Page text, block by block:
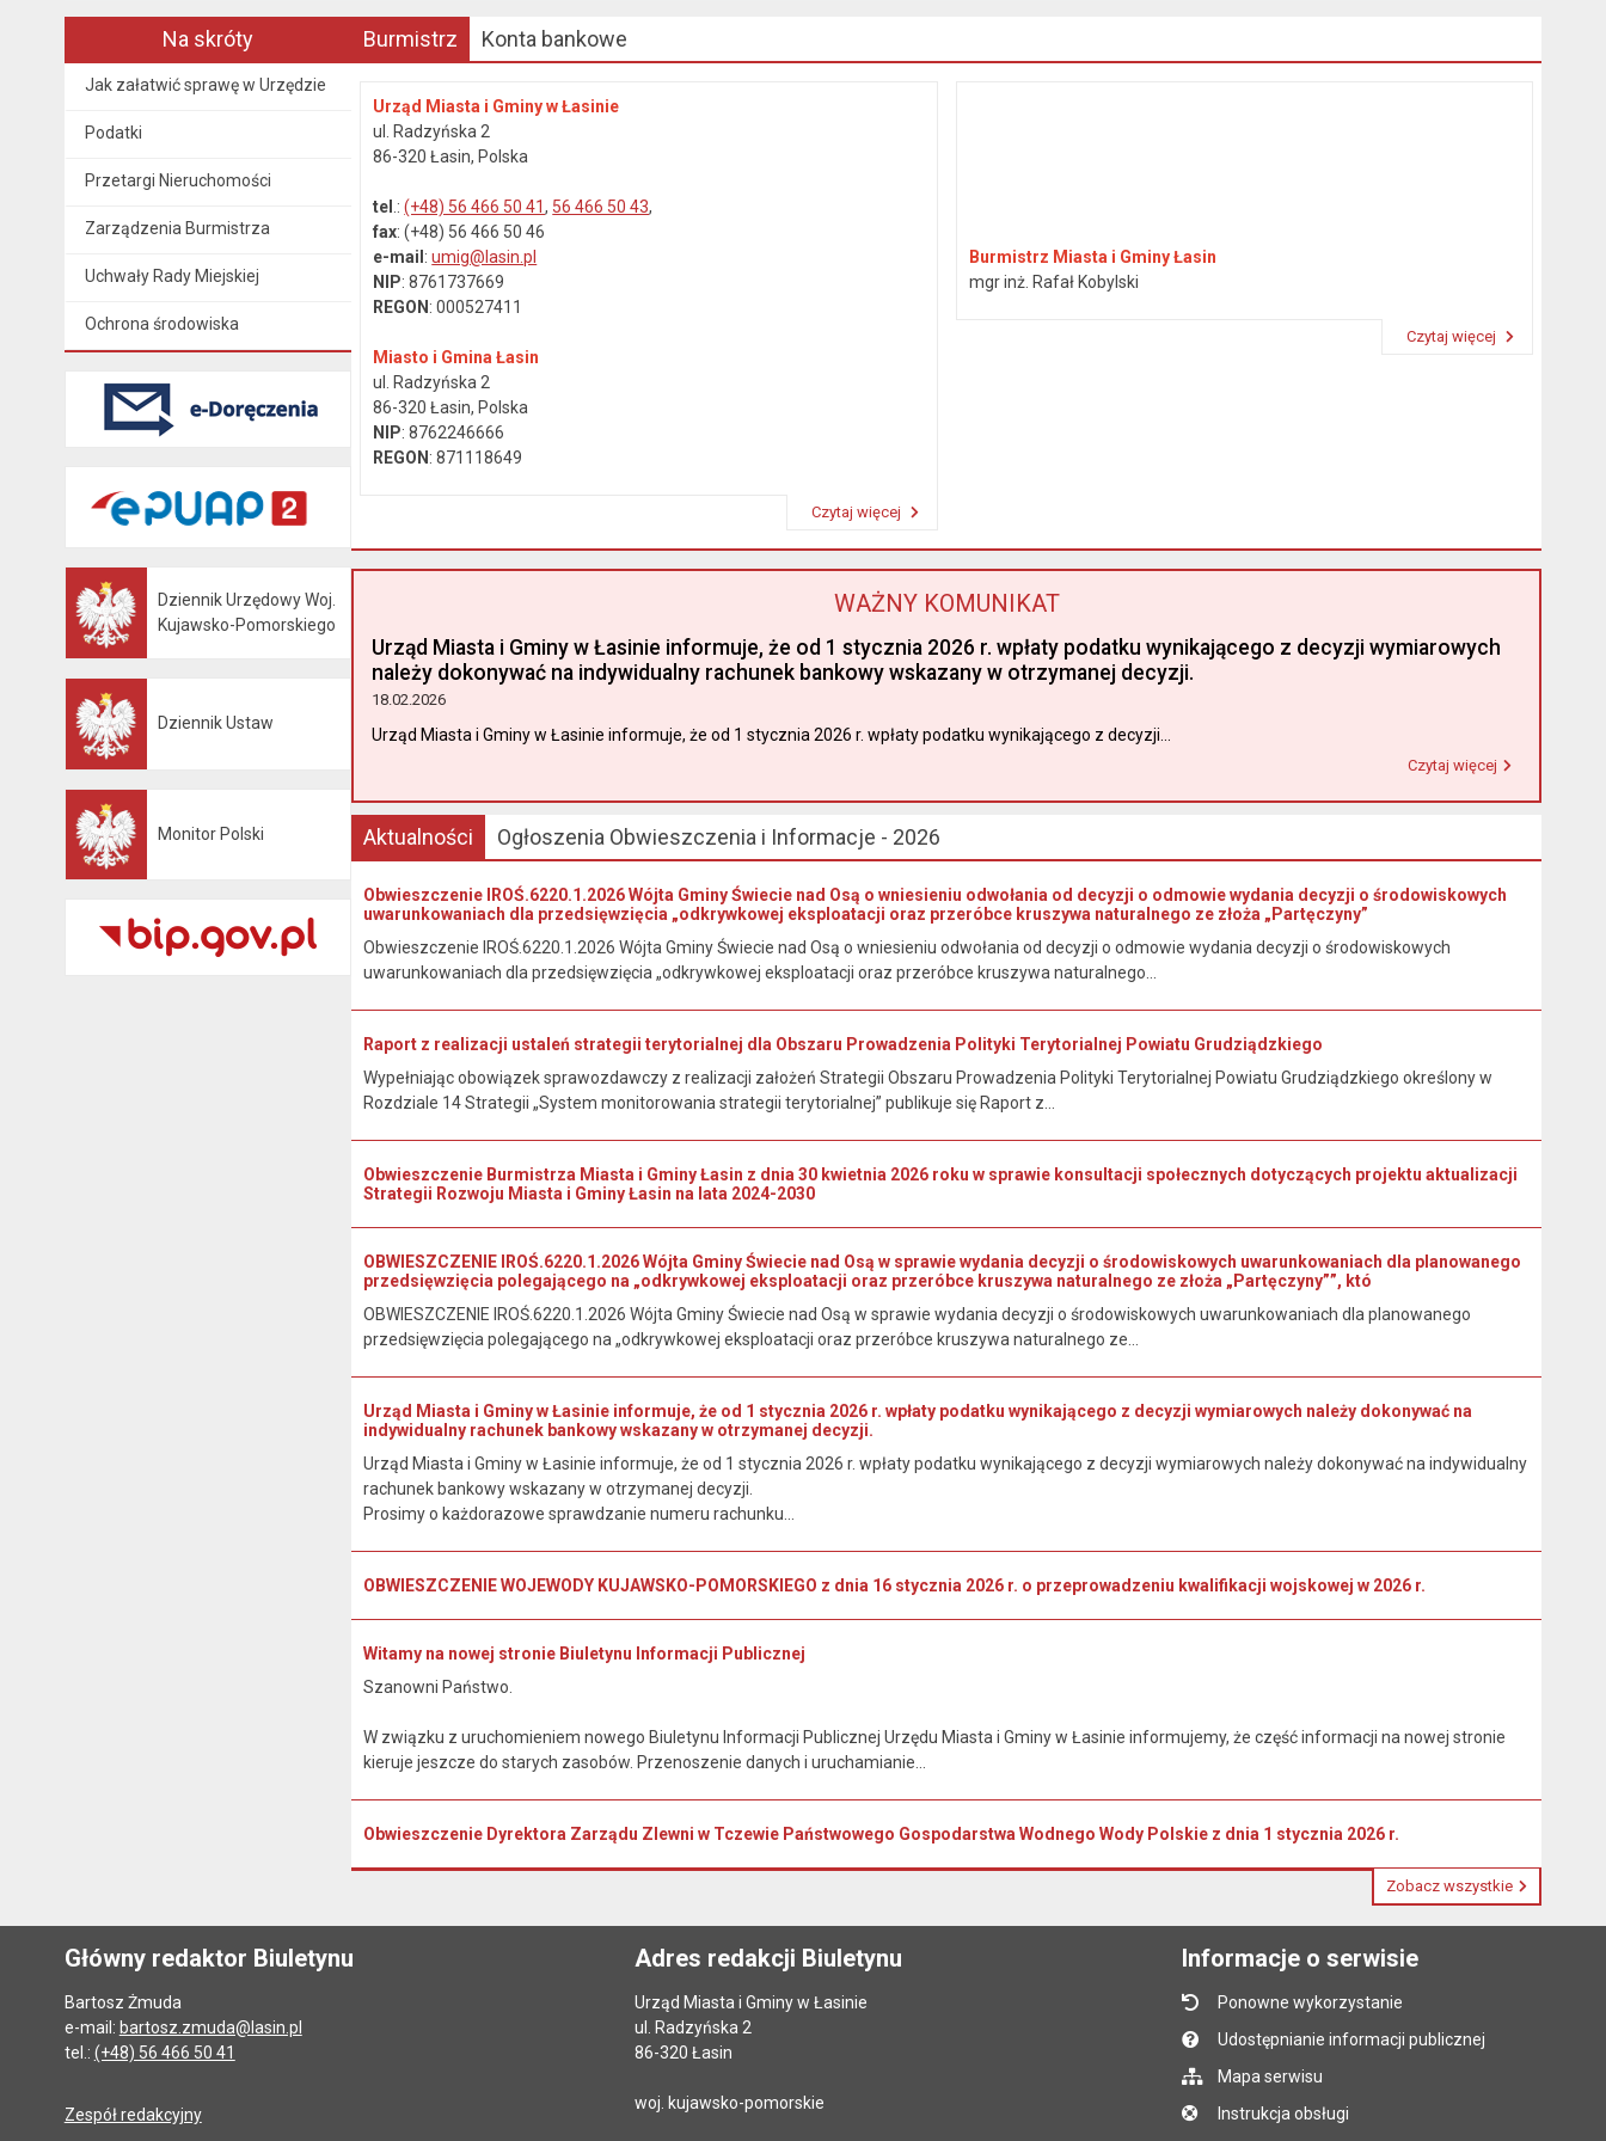
Na skróty
Jak załatwić sprawę w Urzędzie
Podatki
Przetargi Nieruchomości
Zarządzenia Burmistrza
Uchwały Rady Miejskiej
Ochrona środowiska
Dziennik Urzędowy Woj.
Kujawsko-Pomorskiego
Dziennik Ustaw
Monitor Polski
Burmistrz Konta bankowe
Urząd Miasta i Gminy w Łasinie
ul. Radzyńska 2
86-320 Łasin, Polska
tel .:(+48) 56 466 50 41, 56 466 50 43,
fax: (+48) 56 466 50 46
e-mail :umig@lasin.pl
NIP: 8761737669
REGON : 000527411
Miasto i Gmina Łasin
ul. Radzyńska 2
86-320 Łasin, Polska
NIP: 8762246666
REGON : 871118649
Czytaj więcej
Burmistrz Miasta i Gminy Łasin
mgr inż. Rafał Kobylski
Czytaj więcej
WAŻNY KOMUNIKAT
Urząd Miasta i Gminy w Łasinie informuje, że od 1 stycznia 2026 r. wpłaty podatku wynikającego z decyzji wymiarowych
należy dokonywać na indywidualny rachunek bankowy wskazany w otrzymanej decyzji.
18.02.2026
Urząd Miasta i Gminy w Łasinie informuje, że od 1 stycznia 2026 r. wpłaty podatku wynikającego z decyzji...
Czytaj więcej
Aktualności Ogłoszenia Obwieszczenia i Informacje - 2026
Obwieszczenie IROŚ.6220.1.2026 Wójta Gminy Świecie nad Osą o wniesieniu odwołania od decyzji o odmowie wydania decyzji o środowiskowych
uwarunkowaniach dla przedsięwzięcia „odkrywkowej eksploatacji oraz przeróbce kruszywa naturalnego ze złoża „Partęczyny”
Obwieszczenie IROŚ.6220.1.2026 Wójta Gminy Świecie nad Osą o wniesieniu odwołania od decyzji o odmowie wydania decyzji o środowiskowych
uwarunkowaniach dla przedsięwzięcia „odkrywkowej eksploatacji oraz przeróbce kruszywa naturalnego...
Raport z realizacji ustaleń strategii terytorialnej dla Obszaru Prowadzenia Polityki Terytorialnej Powiatu Grudziądzkiego
Wypełniając obowiązek sprawozdawczy z realizacji założeń Strategii Obszaru Prowadzenia Polityki Terytorialnej Powiatu Grudziądzkiego określony w
Rozdziale 14 Strategii „System monitorowania strategii terytorialnej” publikuje się Raport z...
Obwieszczenie Burmistrza Miasta i Gminy Łasin z dnia 30 kwietnia 2026 roku w sprawie konsultacji społecznych dotyczących projektu aktualizacji
Strategii Rozwoju Miasta i Gminy Łasin na lata 2024-2030
OBWIESZCZENIE IROŚ.6220.1.2026 Wójta Gminy Świecie nad Osą w sprawie wydania decyzji o środowiskowych uwarunkowaniach dla planowanego
przedsięwzięcia polegającego na „odkrywkowej eksploatacji oraz przeróbce kruszywa naturalnego ze złoża „Partęczyny””, któ
OBWIESZCZENIE IROŚ.6220.1.2026 Wójta Gminy Świecie nad Osą w sprawie wydania decyzji o środowiskowych uwarunkowaniach dla planowanego
przedsięwzięcia polegającego na „odkrywkowej eksploatacji oraz przeróbce kruszywa naturalnego ze...
Urząd Miasta i Gminy w Łasinie informuje, że od 1 stycznia 2026 r. wpłaty podatku wynikającego z decyzji wymiarowych należy dokonywać na
indywidualny rachunek bankowy wskazany w otrzymanej decyzji.
Urząd Miasta i Gminy w Łasinie informuje, że od 1 stycznia 2026 r. wpłaty podatku wynikającego z decyzji wymiarowych należy dokonywać na indywidualny
rachunek bankowy wskazany w otrzymanej decyzji.
Prosimy o każdorazowe sprawdzanie numeru rachunku...
OBWIESZCZENIE WOJEWODY KUJAWSKO-POMORSKIEGO z dnia 16 stycznia 2026 r. o przeprowadzeniu kwalifikacji wojskowej w 2026 r.
Witamy na nowej stronie Biuletynu Informacji Publicznej
Szanowni Państwo.
W związku z uruchomieniem nowego Biuletynu Informacji Publicznej Urzędu Miasta i Gminy w Łasinie informujemy, że część informacji na nowej stronie
kieruje jeszcze do starych zasobów. Przenoszenie danych i uruchamianie...
Obwieszczenie Dyrektora Zarządu Zlewni w Tczewie Państwowego Gospodarstwa Wodnego Wody Polskie z dnia 1 stycznia 2026 r.
Zobacz wszystkie
Główny redaktor Biuletynu
Bartosz Żmuda
e-mail: bartosz.zmuda@lasin.pl
tel.: (+48) 56 466 50 41
Zespół redakcyjny
Adres redakcji Biuletynu
Urząd Miasta i Gminy w Łasinie
ul. Radzyńska 2
86-320 Łasin
woj. kujawsko-pomorskie
Informacje o serwisie
Ponowne wykorzystanie
Udostępnianie informacji publicznej
Mapa serwisu
Instrukcja obsługi